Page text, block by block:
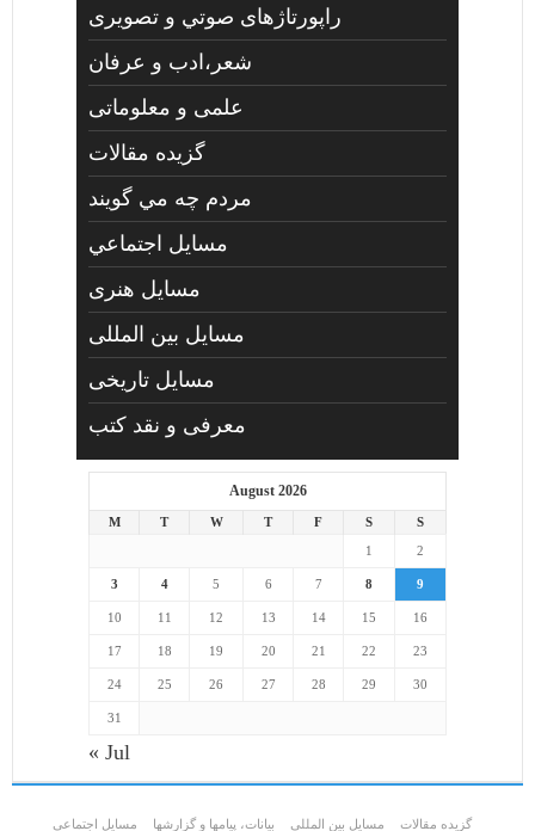
راپورتاژهای صوتي و تصويری
شعر،ادب و عرفان
علمی و معلوماتی
گزیده مقالات
مردم چه مي گويند
مسايل اجتماعي
مسايل هنری
مسایل بین المللی
مسایل تاریخی
معرفی و نقد کتب
August 2026
M T W T F S
S
1
2
3 4 5 6 7 8 9
10 11 12 13 14 15 16
17 18 19 20 21 22 23
24 25 26 27 28 29 30
31
« Jul
گزیده مقالات مسایل بین المللی بیانات، پیامها و گزارشها مسايل اجتماعي